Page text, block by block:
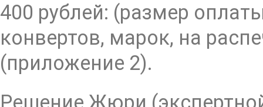
400 рублей: (размер
конвертов, марок, на
(приложение 2).
Решение Жюри